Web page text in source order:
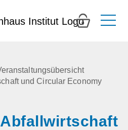
0
und Circular Economy